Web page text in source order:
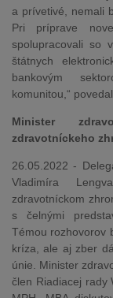
a prívetivé, nemali
Pri príprave
spolupracovali so
štátnych
bankovým
komunitou,“
Minister
zdravotníckeho
26.05.2022 -
Vladimíra
zdravotníckom
s čelnými
Témou rozhovorov
kríza, ale aj zber
únie. Minister
člen Riadiacej rady